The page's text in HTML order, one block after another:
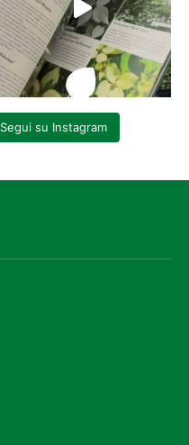
Segui su Instagram